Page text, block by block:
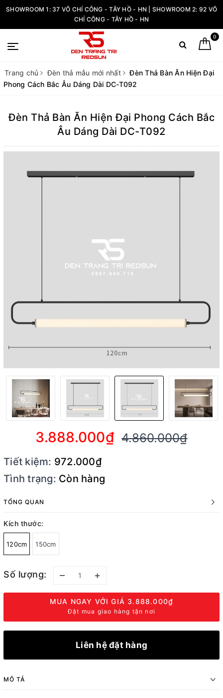
SHOWROOM 1: 37 VÕ CHÍ CÔNG - TÂY HỒ - HN | SHOWROOM 2: 92 VÕ
CHÍ CÔNG - TÂY HỒ - HN
0
Trang chủ Đèn thả mẫu mới nhất
Đèn Thả Bàn Ăn Hiện Đại
Phong Cách Bắc Âu Dáng Dài DC-T092
Đèn Thả Bàn Ăn Hiện Đại Phong Cách Bắc
Âu Dáng Dài DC-T092
3.888.000₫ 4.860.000₫
Tiết kiệm: 972.000₫
Tình trạng: Còn hàng
TỔNG QUAN
Kích thước:
120cm 150cm
Số lượng: – +
MUA NGAY VỚI GIÁ 3.888.000₫
Đặt mua giao hàng tận nơi
Liên hệ đặt hàng
MÔ TẢ